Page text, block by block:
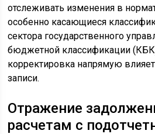
отслеживать изменения в
особенно касающиеся
сектора государственного
бюджетной классификации
корректировка напрямую влияет
записи.
Отражение
расчетам с